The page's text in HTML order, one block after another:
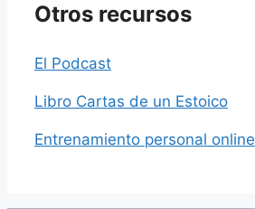
Otros recursos
El Podcast
Libro Cartas de un Estoico
Entrenamiento personal online